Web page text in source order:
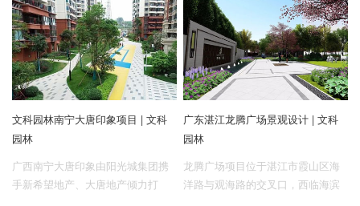
至侨香路—侨城东路口，东西横跨
约4.5公里，总面积约9万平方米,其
中包含公园群12个、6个干道交叉
口、9个地铁出口、17个公交站点及
5个支路交叉口。此次改造项目主要
是对侨香路两侧景观进行提升设
计，从而营造高品质街区景观，打
造福田区道路名片。
79m，相应正常库容为1.73 亿m³。
由于库区内黄土大面积裸露，水土
流失严重，影响库区及周边整体环
境，也使水库作为区域重要“生态
位”的价值受到影响，因此对清林径
水库库区进行黄土裸露复绿整治刻
不容缓。
文科园林南宁大唐印象项目 | 文科
园林
广西南宁大唐印象由阳光城集团携
手新希望地产、大唐地产倾力打
广东湛江龙腾广场景观设计 | 文科
园林
龙腾广场项目位于湛江市霞山区海
洋路与观海路的交叉口，西临海滨